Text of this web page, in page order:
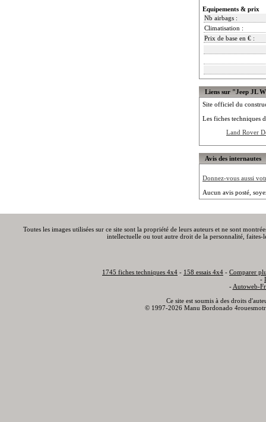
Equipements & prix
Nb airbags :
Climatisation :
Prix de base en € :
Liens sur "Jeep JL
Site officiel du
Les fiches techniques
Land Rover
Avis des internautes
Donnez-vous aussi
Aucun avis posté,
Toutes les images utilisées sur ce site sont la propriété de leurs auteurs et ne sont
intellectuelle ou tout autre droit de la personnalité,
1745 fiches techniques 4x4 - 158 essais 4x4 - Comparer
-
- Autoweb-
Ce site est soumis à des droits
© 1997-2026 Manu Bordonado